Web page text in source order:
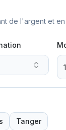
de l'argent et
Tanger